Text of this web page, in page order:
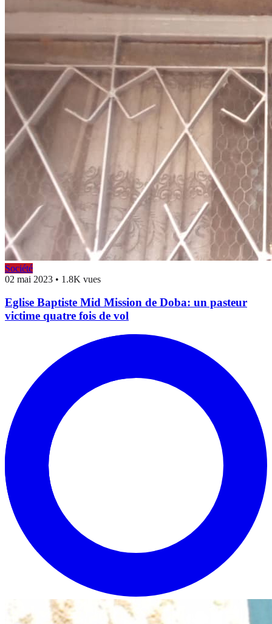
Société
02 mai 2023 • 1.8K vues
Eglise Baptiste Mid Mission de Doba: un pasteur
victime quatre fois de vol